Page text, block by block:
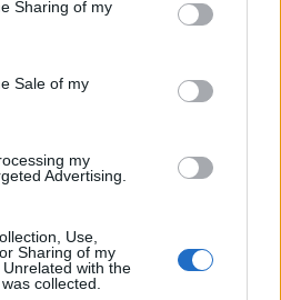
Sharing of my
Sale of my
my
Advertising.
Use,
Sharing of my
with the
collected.
nei giorni scorsi è un
prima volta uno Stato ha
una compagnia privata,
marcia indietro su una
rischiare di ritrovarsi
Facebook, con le
prova di una
di veri e propristati
adesso nemmeno i